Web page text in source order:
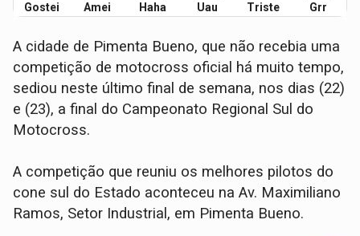
Gostei Amei Haha Uau Triste Grr
A cidade de Pimenta Bueno, que não recebia uma
competição de motocross oficial há muito tempo,
sediou neste último final de semana, nos dias (22)
e (23), a final do Campeonato Regional Sul do
Motocross.
A competição que reuniu os melhores pilotos do
cone sul do Estado aconteceu na Av. Maximiliano
Ramos, Setor Industrial, em Pimenta Bueno.